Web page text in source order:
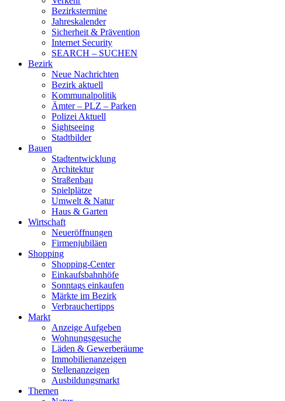
Bezirkstermine
Jahreskalender
Sicherheit & Prävention
Internet Security
SEARCH – SUCHEN
Bezirk
Neue Nachrichten
Bezirk aktuell
Kommunalpolitik
Ämter – PLZ – Parken
Polizei Aktuell
Sightseeing
Stadtbilder
Bauen
Stadtentwicklung
Architektur
Straßenbau
Spielplätze
Umwelt & Natur
Haus & Garten
Wirtschaft
Neueröffnungen
Firmenjubiläen
Shopping
Shopping-Center
Einkaufsbahnhöfe
Sonntags einkaufen
Märkte im Bezirk
Verbrauchertipps
Markt
Anzeige Aufgeben
Wohnungsgesuche
Läden & Gewerberäume
Immobilienanzeigen
Stellenanzeigen
Ausbildungsmarkt
Themen